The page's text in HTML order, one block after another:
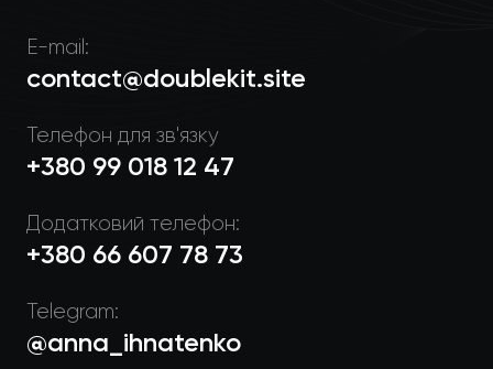
E-mail:
contact@doublekit.site
Телефон для зв'язку
+380 99 018 12 47
Додатковий телефон:
+380 66 607 78 73
Telegram:
@anna_ihnatenko